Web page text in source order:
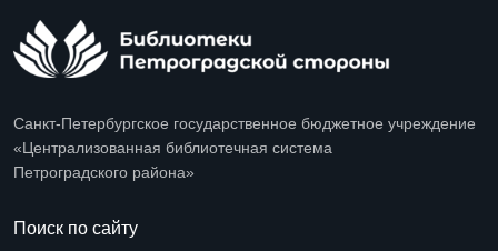
Санкт-Петербургское государственное бюджетное учреждение
«Централизованная библиотечная система
Петроградского района»
Поиск по сайту